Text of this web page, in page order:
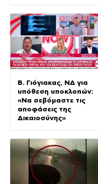
Β. Γιόγιακας, ΝΔ για
υπόθεση υποκλοπών:
«Να σεβόμαστε τις
αποφάσεις της
Δικαιοσύνης»